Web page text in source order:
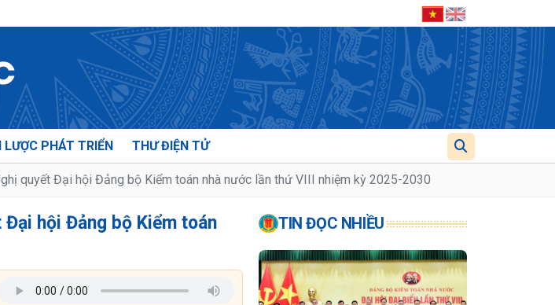
LƯỢC PHÁT TRIỂN THƯ ĐIỆN TỬ
quyết Đại hội Đảng bộ Kiểm toán nhà nước lần thứ VIII nhiệm kỳ 2025-2030
hội Đảng bộ Kiểm toán
TIN ĐỌC NHIỀU